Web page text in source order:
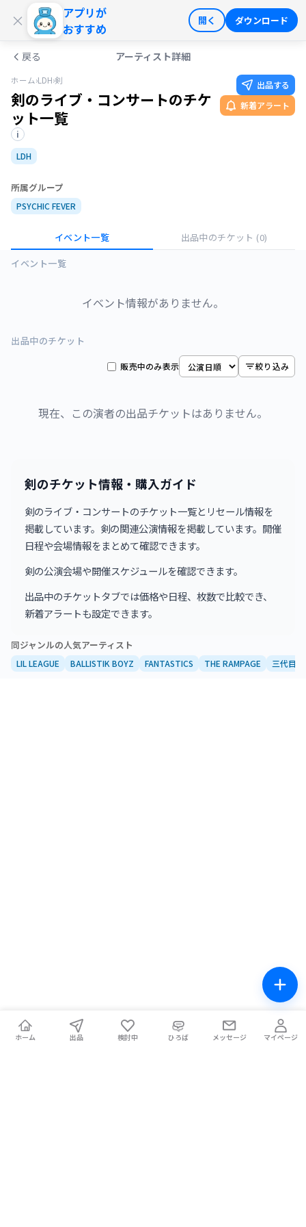
×
アプリが
おすすめ
開く ダウンロード
ログイン 会員登録
戻る アーティスト詳細
ホーム›LDH›剣
剣のライブ・コンサートのチケ
ット一覧
i
LDH
出品する
新着アラート
所属グループ
PSYCHIC FEVER
イベント一覧 出品中のチケット (0)
イベント一覧
イベント情報がありません。
出品中のチケット
販売中のみ表示 絞り込み
現在、この演者の出品チケットはありません。
剣のチケット情報・購入ガイド
剣のライブ・コンサートのチケット一覧とリセール情報を
掲載しています。剣の関連公演情報を掲載しています。開催
日程や会場情報をまとめて確認できます。
剣の公演会場や開催スケジュールを確認できます。
出品中のチケットタブでは価格や日程、枚数で比較でき、
新着アラートも設定できます。
同ジャンルの人気アーティスト
LIL LEAGUE BALLISTIK BOYZ FANTASTICS THE RAMPAGE 三代目 J
ホーム 出品 検討中 ひろば メッセージ マイページ